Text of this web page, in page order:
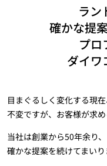
ラン
確かな提
プロ
ダイワ
目まぐるしく変化する現
不変ですが、お客様が求
当社は創業から50年余り
確かな提案を続けてまいり